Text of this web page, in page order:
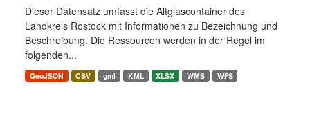
Dieser Datensatz umfasst die Altglascontainer des
Landkreis Rostock mit Informationen zu Bezeichnung und
Beschreibung. Die Ressourcen werden in der Regel im
folgenden...
GeoJSON CSV gml KML XLSX WMS WFS